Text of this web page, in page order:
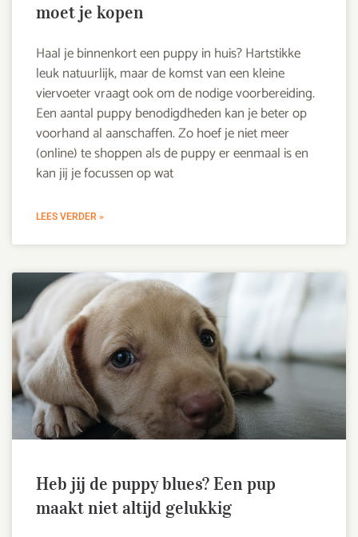
moet je kopen
Haal je binnenkort een puppy in huis? Hartstikke
leuk natuurlijk, maar de komst van een kleine
viervoeter vraagt ook om de nodige voorbereiding.
Een aantal puppy benodigdheden kan je beter op
voorhand al aanschaffen. Zo hoef je niet meer
(online) te shoppen als de puppy er eenmaal is en
kan jij je focussen op wat
LEES VERDER »
Heb jij de puppy blues? Een pup
maakt niet altijd gelukkig